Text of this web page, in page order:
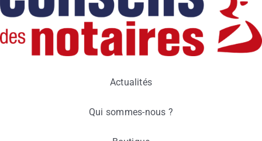
Actualités
Qui sommes-nous ?